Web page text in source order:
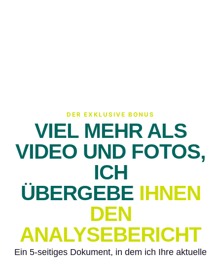
DER EXKLUSIVE BONUS
VIEL MEHR ALS
VIDEO UND FOTOS,
ICH
ÜBERGEBEIHNEN
DEN
ANALYSEBERICHT
Ein 5-seitiges Dokument, in dem ich Ihre aktuelle